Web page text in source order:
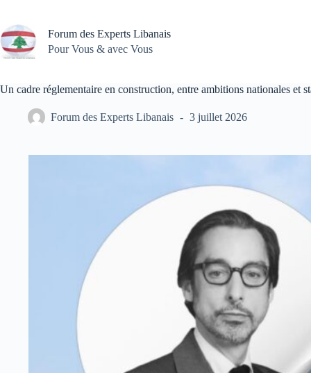
contenu
Forum des Experts Libanais
Pour Vous & avec Vous
Un cadre réglementaire en construction, entre ambitions nationales et
Forum des Experts Libanais 3 juillet 2026